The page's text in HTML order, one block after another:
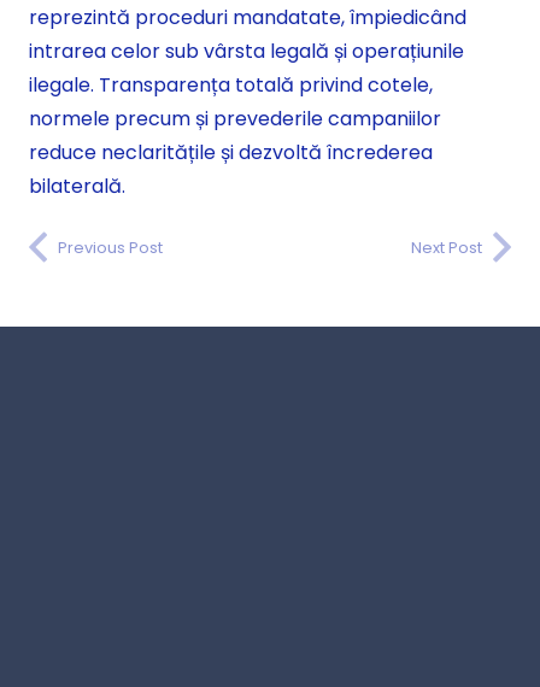
reprezintă proceduri mandatate, împiedicând
intrarea celor sub vârsta legală și operațiunile
ilegale. Transparența totală privind cotele,
normele precum și prevederile campaniilor
reduce neclaritățile și dezvoltă încrederea
bilaterală.
Previous Post Next Post